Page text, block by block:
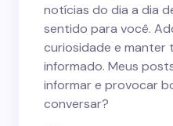
notícias do dia a dia
sentido para você.
curiosidade e manter
informado. Meus
informar e provocar
conversar?